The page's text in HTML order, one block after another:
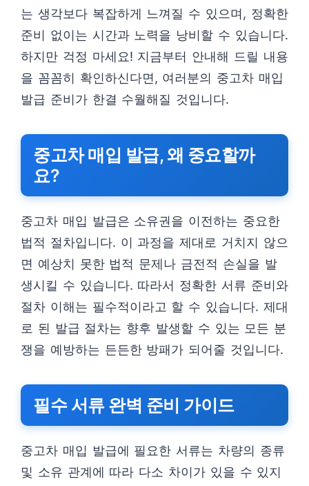
는 생각보다 복잡하게 느껴질 수 있으며, 정확한
준비 없이는 시간과 노력을 낭비할 수 있습니다.
하지만 걱정 마세요! 지금부터 안내해 드릴 내용
을 꼼꼼히 확인하신다면, 여러분의 중고차 매입
발급 준비가 한결 수월해질 것입니다.
중고차 매입 발급, 왜 중요할까
요?
중고차 매입 발급은 소유권을 이전하는 중요한
법적 절차입니다. 이 과정을 제대로 거치지 않으
면 예상치 못한 법적 문제나 금전적 손실을 발
생시킬 수 있습니다. 따라서 정확한 서류 준비와
절차 이해는 필수적이라고 할 수 있습니다. 제대
로 된 발급 절차는 향후 발생할 수 있는 모든 분
쟁을 예방하는 든든한 방패가 되어줄 것입니다.
필수 서류 완벽 준비 가이드
중고차 매입 발급에 필요한 서류는 차량의 종류
및 소유 관계에 따라 다소 차이가 있을 수 있지